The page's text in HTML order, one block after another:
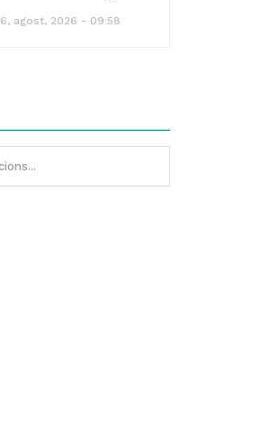
6, agost, 2026 - 09:58